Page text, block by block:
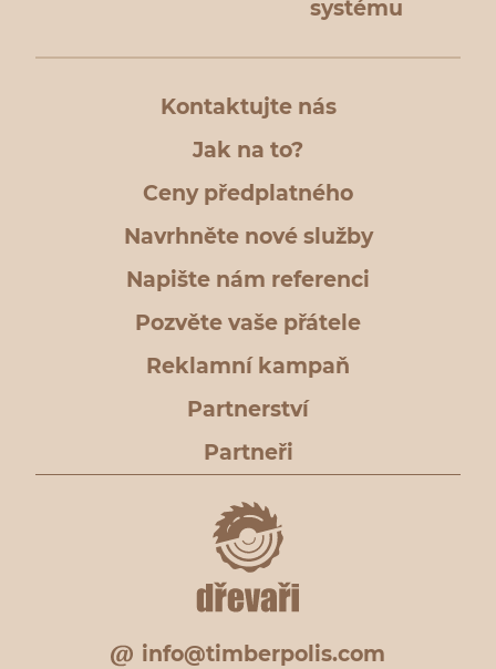
systému
Kontaktujte nás
Jak na to?
Ceny předplatného
Navrhněte nové služby
Napište nám referenci
Pozvěte vaše přátele
Reklamní kampaň
Partnerství
Partneři
info@timberpolis.com